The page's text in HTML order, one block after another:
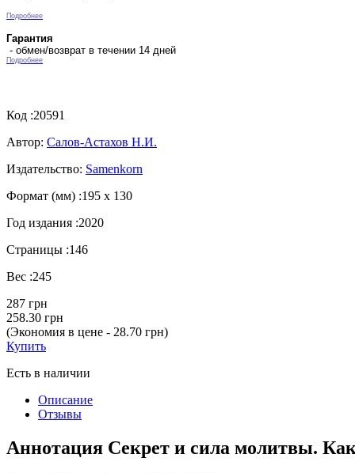
Подробнее
Гарантия
- обмен/возврат в течении 14 дней
Подробнее
Код :20591
Автор: Салов-Астахов Н.И.
Издательство: Samenkorn
Формат (мм) :195 х 130
Год издания :2020
Страницы :146
Вес :245
287 грн
258.30 грн
(Экономия в цене - 28.70 грн)
Купить
Есть в наличии
Описание
Отзывы
Аннотация Секрет и сила молитвы.